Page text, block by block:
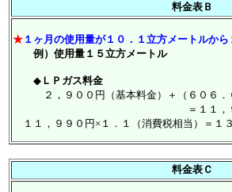
料金表Ｂ
★ １ヶ月の使用量が１０．１立方メートルか
例）使用量１５立方メートル
◆ ＬＰガス料金
２，９００円（基本料金）＋（６０６
＝１１，９９０（円未
１１，９９０円×１．１（消費税相当）＝１
料金表Ｃ